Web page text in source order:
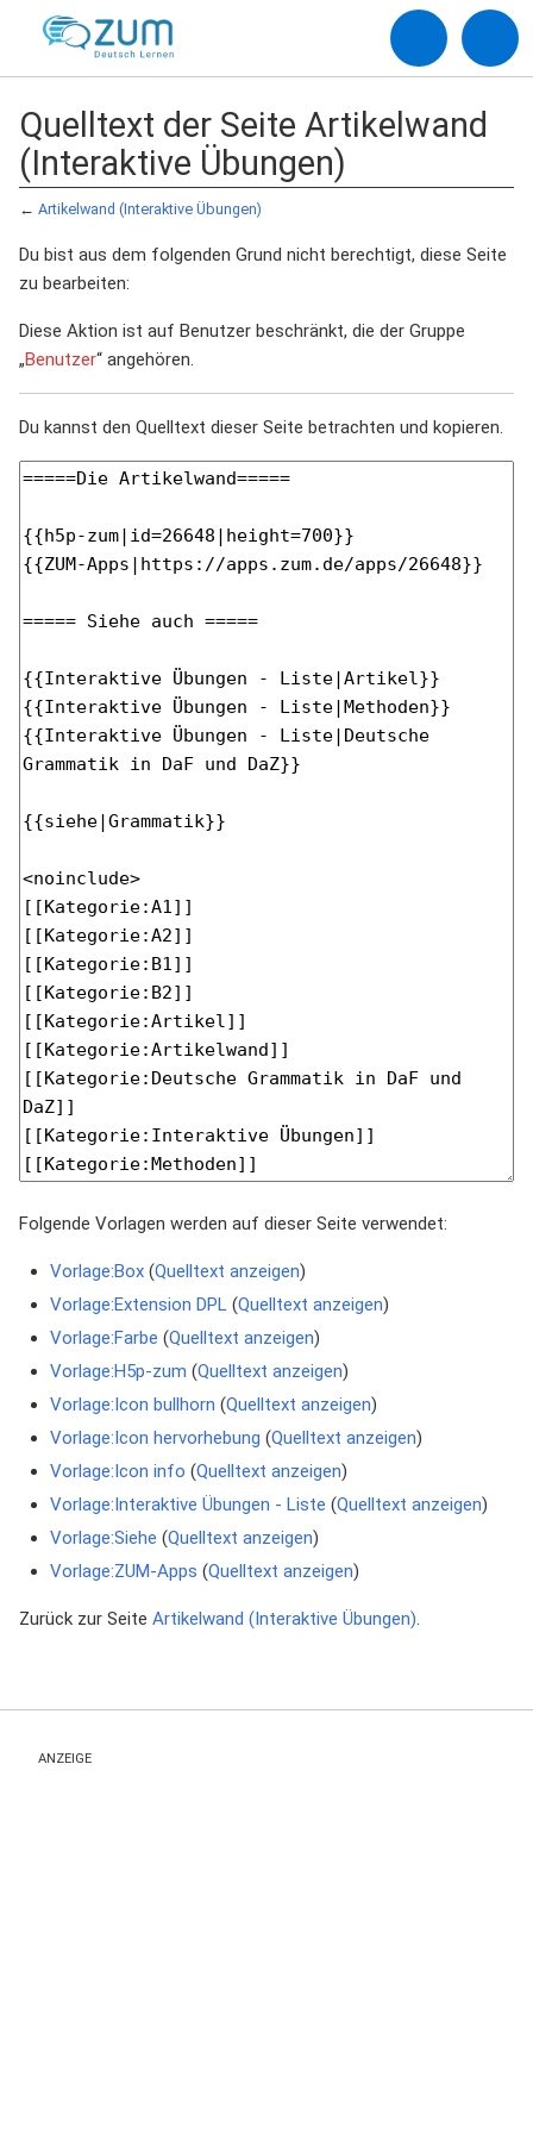
Quelltext der Seite Artikelwand
(Interaktive Übungen)
← Artikelwand (Interaktive Übungen)
Du bist aus dem folgenden Grund nicht berechtigt, diese Seite
zu bearbeiten:
Diese Aktion ist auf Benutzer beschränkt, die der Gruppe
„Benutzer“ angehören.
Du kannst den Quelltext dieser Seite betrachten und kopieren.
Folgende Vorlagen werden auf dieser Seite verwendet:
Vorlage:Box(Quelltext anzeigen)
Vorlage:Extension DPL(Quelltext anzeigen)
Vorlage:Farbe (Quelltext anzeigen)
Vorlage:H5p-zum (Quelltext anzeigen)
Vorlage:Icon bullhorn (Quelltext anzeigen)
Vorlage:Icon hervorhebung (Quelltext anzeigen)
Vorlage:Icon info (Quelltext anzeigen)
Vorlage:Interaktive Übungen - Liste (Quelltext anzeigen)
Vorlage:Siehe (Quelltext anzeigen)
Vorlage:ZUM-Apps (Quelltext anzeigen)
Zurück zur Seite Artikelwand (Interaktive Übungen).
ANZEIGE